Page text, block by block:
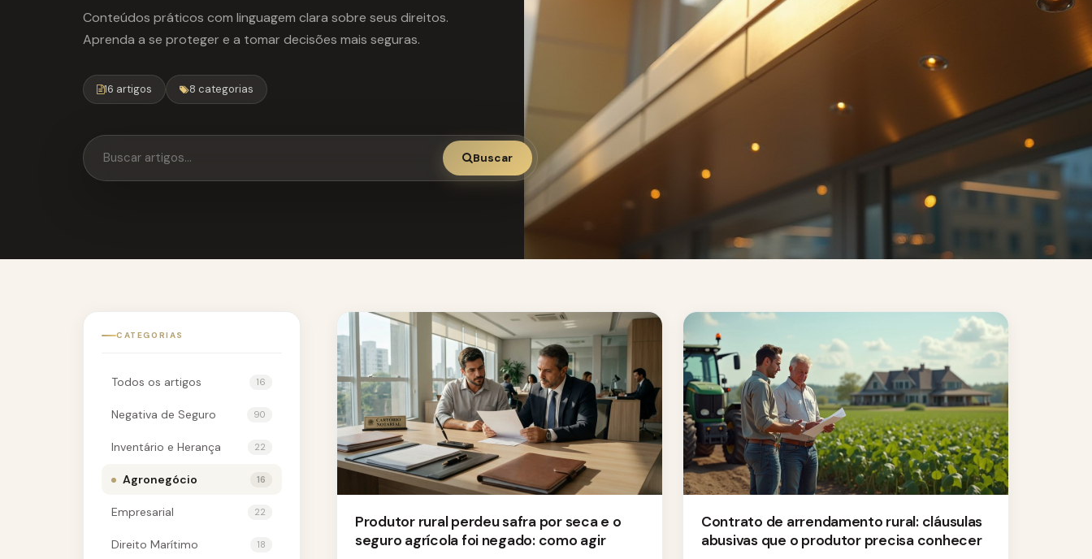
Conteúdos práticos com linguagem clara sobre seus direitos.
Aprenda a se proteger e a tomar decisões mais seguras.
16 artigos 8 categorias
Buscar
CATEGORIAS
Todos os artigos 16
Negativa de Seguro 90
Inventário e Herança 22
Agronegócio 16
Empresarial 22
Direito Marítimo 18
Produtor rural perdeu safra por seca e o
seguro agrícola foi negado: como agir
Contrato de arrendamento rural: cláusulas
abusivas que o produtor precisa conhecer